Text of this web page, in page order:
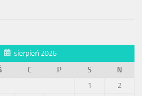
sierpień 2026
C P S
N
1
2